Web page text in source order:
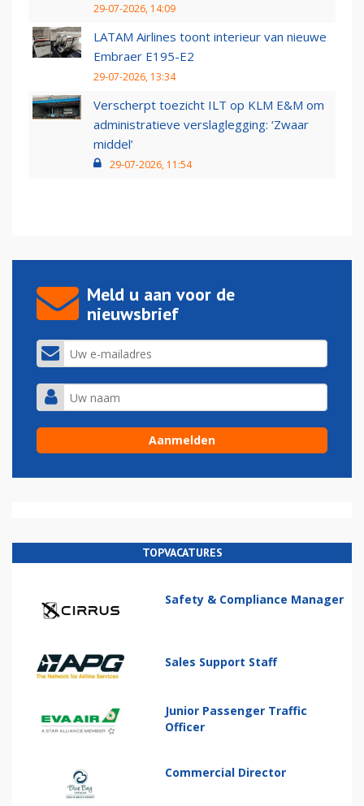
29-07-2026, 14:09
LATAM Airlines toont interieur van nieuwe
Embraer E195-E2
29-07-2026, 13:34
Verscherpt toezicht ILT op KLM E&M om
administratieve verslaglegging: ‘Zwaar
middel’
29-07-2026, 11:54
Meld u aan voor de
nieuwsbrief
TOPVACATURES
Safety & Compliance Manager
Sales Support Staff
Junior Passenger Traffic
Officer
Commercial Director